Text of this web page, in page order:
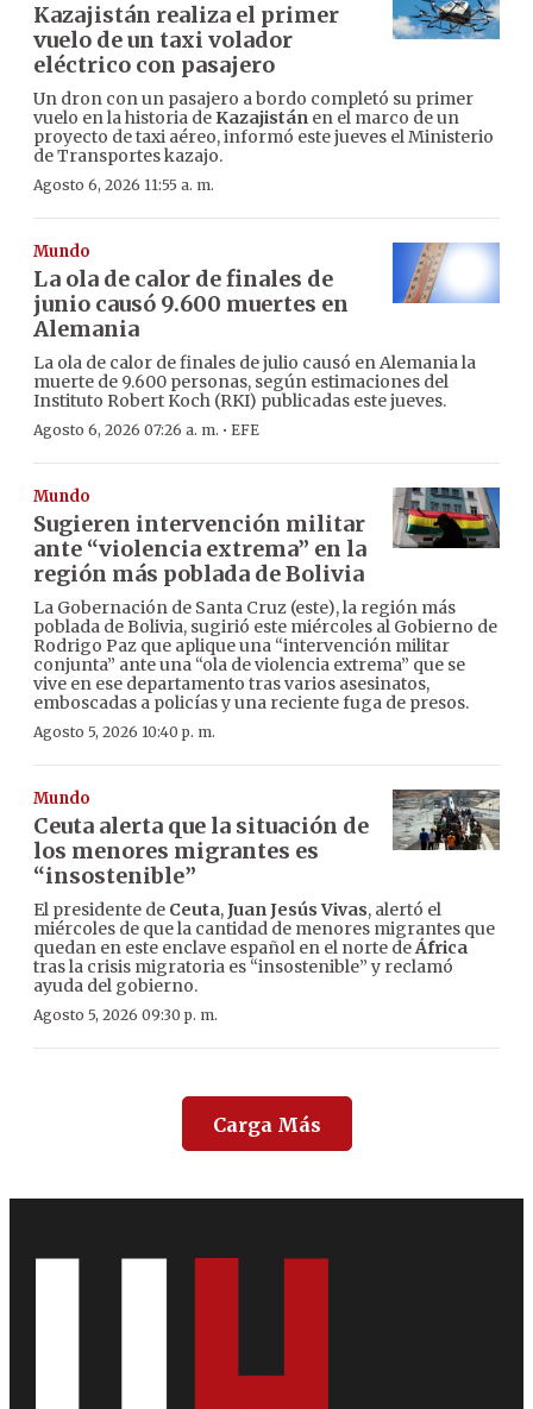
Kazajistán realiza el primer
vuelo de un taxi volador
eléctrico con pasajero
Un dron con un pasajero a bordo completó su primer
vuelo en la historia de Kazajistán en el marco de un
proyecto de taxi aéreo, informó este jueves el Ministerio
de Transportes kazajo.
Agosto 6, 2026 11:55 a. m.
Mundo
La ola de calor de finales de
junio causó 9.600 muertes en
Alemania
La ola de calor de finales de julio causó en Alemania la
muerte de 9.600 personas, según estimaciones del
Instituto Robert Koch (RKI) publicadas este jueves.
Agosto 6, 2026 07:26 a. m. · EFE
Mundo
Sugieren intervención militar
ante “violencia extrema” en la
región más poblada de Bolivia
La Gobernación de Santa Cruz (este), la región más
poblada de Bolivia, sugirió este miércoles al Gobierno de
Rodrigo Paz que aplique una “intervención militar
conjunta” ante una “ola de violencia extrema” que se
vive en ese departamento tras varios asesinatos,
emboscadas a policías y una reciente fuga de presos.
Agosto 5, 2026 10:40 p. m.
Mundo
Ceuta alerta que la situación de
los menores migrantes es
“insostenible”
El presidente de Ceuta,Juan Jesús Vivas, alertó el
miércoles de que la cantidad de menores migrantes que
quedan en este enclave español en el norte deÁfrica
tras la crisis migratoria es “insostenible” y reclamó
ayuda del gobierno.
Agosto 5, 2026 09:30 p. m.
Carga Más